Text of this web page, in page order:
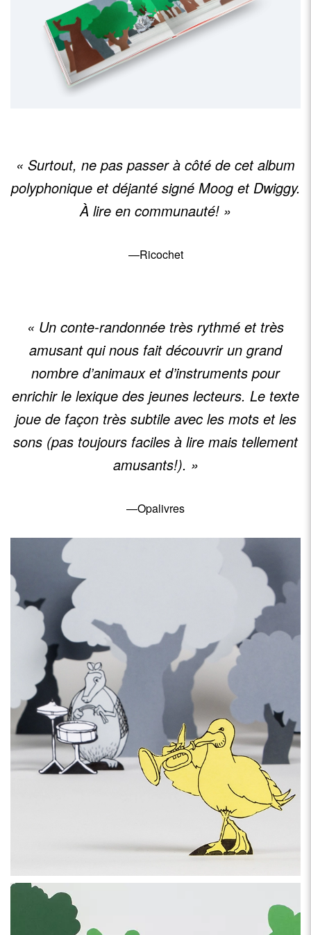
« Surtout, ne pas passer à côté de cet album
polyphonique et déjanté signé Moog et Dwiggy.
À lire en communauté! »
—Ricochet
« Un conte-randonnée très rythmé et très
amusant qui nous fait découvrir un grand
nombre d’animaux et d’instruments pour
enrichir le lexique des jeunes lecteurs. Le texte
joue de façon très subtile avec les mots et les
sons (pas toujours faciles à lire mais tellement
amusants!). »
—Opalivres